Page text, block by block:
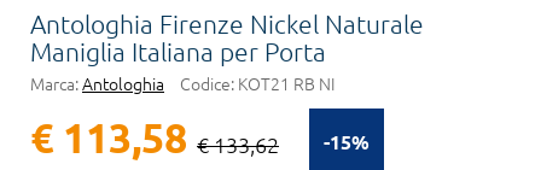
Antologhia Firenze Nickel Naturale
Maniglia Italiana per Porta
Marca:Antologhia Codice: KOT21 RB NI
-15%
€ 113,58 € 133,62